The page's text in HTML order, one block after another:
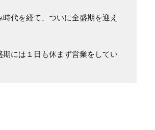
時代を経て、ついに全盛期を迎え
期には１日も休まず営業をしてい